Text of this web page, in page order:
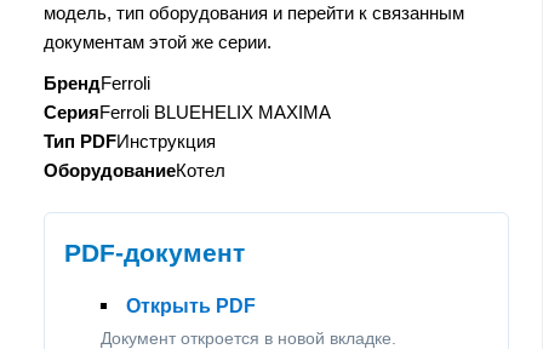
модель, тип оборудования и перейти к связанным
документам этой же серии.
БрендFerroli
СерияFerroli BLUEHELIX MAXIMA
Тип PDFИнструкция
ОборудованиеКотел
PDF-документ
Открыть PDF
Документ откроется в новой вкладке.